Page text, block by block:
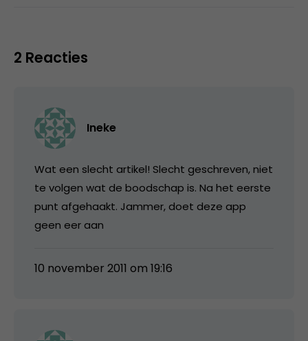
2 Reacties
Ineke
Wat een slecht artikel! Slecht geschreven, niet
te volgen wat de boodschap is. Na het eerste
punt afgehaakt. Jammer, doet deze app
geen eer aan
10 november 2011 om 19:16